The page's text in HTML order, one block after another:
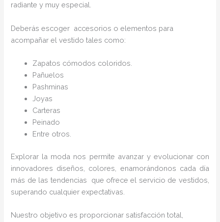
radiante y muy especial.
Deberás escoger accesorios o elementos para
acompañar el vestido tales como:
Zapatos cómodos coloridos.
Pañuelos
Pashminas
Joyas
Carteras
Peinado
Entre otros.
Explorar la moda nos permite avanzar y evolucionar con
innovadores diseños, colores, enamorándonos cada día
más de las tendencias que ofrece el servicio de vestidos,
superando cualquier expectativas.
Nuestro objetivo es proporcionar satisfacción total,